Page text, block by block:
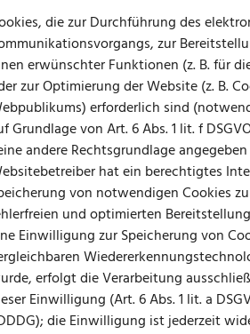
die zur Durchführung des
zur
erwünschter Funktionen (z. B. für
zur Optimierung der Website (z. B.
erforderlich sind
Grundlage von Art. 6 Abs. 1 lit. f
andere Rechtsgrundlage
hat ein berechtigtes
von notwendigen Cookies
und optimierten
Einwilligung zur Speicherung von
erfolgt die Verarbeitung
Einwilligung (Art. 6 Abs. 1 lit. a
die Einwilligung ist jederzeit